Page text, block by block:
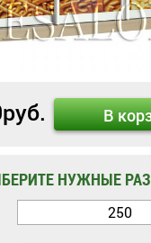
руб. В
НУЖНЫЕ
250